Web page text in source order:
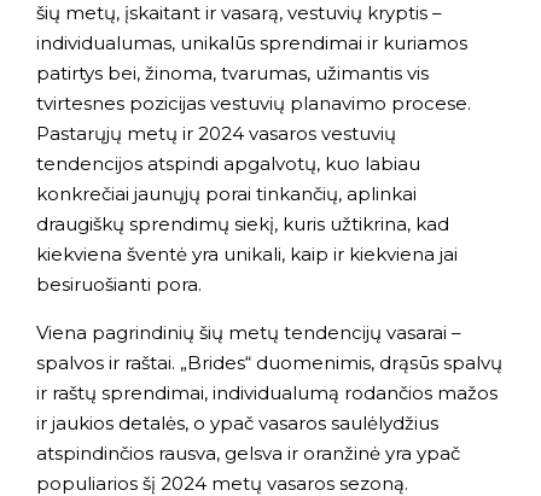
šių metų, įskaitant ir vasarą, vestuvių kryptis –
individualumas, unikalūs sprendimai ir kuriamos
patirtys bei, žinoma, tvarumas, užimantis vis
tvirtesnes pozicijas vestuvių planavimo procese.
Pastarųjų metų ir 2024 vasaros vestuvių
tendencijos atspindi apgalvotų, kuo labiau
konkrečiai jaunųjų porai tinkančių, aplinkai
draugiškų sprendimų siekį, kuris užtikrina, kad
kiekviena šventė yra unikali, kaip ir kiekviena jai
besiruošianti pora.
Viena pagrindinių šių metų tendencijų vasarai –
spalvos ir raštai. „Brides“ duomenimis, drąsūs spalvų
ir raštų sprendimai, individualumą rodančios mažos
ir jaukios detalės, o ypač vasaros saulėlydžius
atspindinčios rausva, gelsva ir oranžinė yra ypač
populiarios šį 2024 metų vasaros sezoną.